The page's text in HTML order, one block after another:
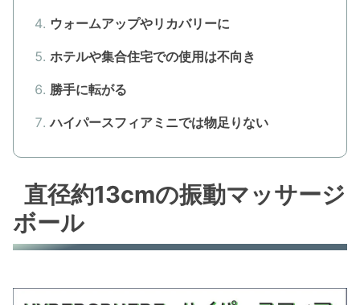
ウォームアップやリカバリーに
ホテルや集合住宅での使用は不向き
勝手に転がる
ハイパースフィアミニでは物足りない
直径約13cmの振動マッサージ
ボール